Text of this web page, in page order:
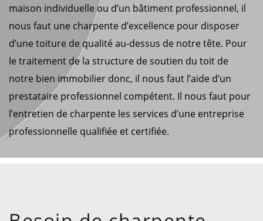
maison individuelle ou d’un bâtiment professionnel, il
nous faut une charpente d’excellence pour disposer
d’une toiture de qualité au-dessus de notre tête. Pour
le traitement de la structure de soutien du toit de
notre bien immobilier donc, il nous faut l’aide d’un
prestataire professionnel compétent. Il nous faut pour
l’entretien de charpente les services d’une entreprise
professionnelle qualifiée et certifiée.